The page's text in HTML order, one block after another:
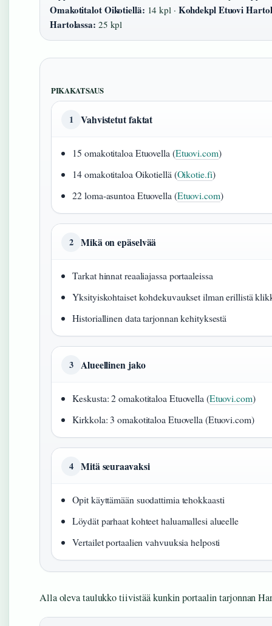
Omakotitalot Oikotiellä: 14 kpl · Kohdekpl Etuovi
Hartolassa: 25 kpl
PIKAKATSAUS
1 Vahvistetut faktat
15 omakotitaloa Etuovella (Etuovi.com)
14 omakotitaloa Oikotiellä (Oikotie.fi)
22 loma-asuntoa Etuovella (Etuovi.com)
2 Mikä on epäselvää
Tarkat hinnat reaaliajassa portaaleissa
Yksityiskohtaiset kohdekuvaukset ilman erillistä
Historiallinen data tarjonnan kehityksestä
3 Alueellinen jako
Keskusta: 2 omakotitaloa Etuovella (Etuovi.com)
Kirkkola: 3 omakotitaloa Etuovella (Etuovi.com)
4 Mitä seuraavaksi
Opit käyttämään suodattimia tehokkaasti
Löydät parhaat kohteet haluamallesi alueelle
Vertailet portaalien vahvuuksia helposti
Alla oleva taulukko tiivistää kunkin portaalin tarjonnan